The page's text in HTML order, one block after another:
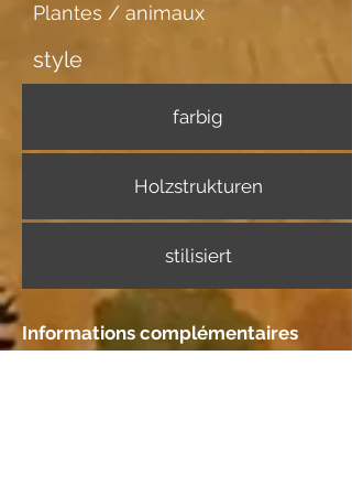
Plantes / animaux
style
farbig
Holzstrukturen
stilisiert
Informations complémentaires